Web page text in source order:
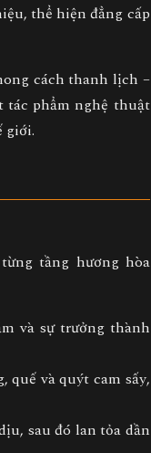
thể hiện đẳng cấp
cáchthanh lịch –
tác phẩm nghệ thuật
giới.
tầng hương hòa
và sự trưởng thành
quế và quýt cam sấy,
, sau đó lan tỏa dần